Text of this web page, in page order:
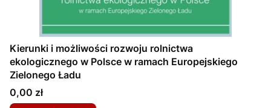
Kierunki i możliwości rozwoju rolnictwa
ekologicznego w Polsce w ramach Europejskiego
Zielonego Ładu
Cena
0,00 zł